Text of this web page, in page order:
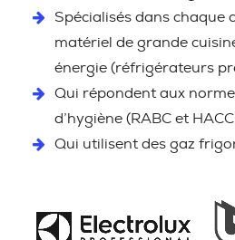
Spécialisés dans chaque
matériel de grande
énergie (réfrigérateurs
Qui répondent aux
d’hygiène (RABC et
Qui utilisent des gaz